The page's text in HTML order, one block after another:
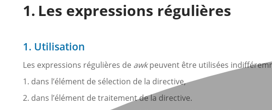
Les expressions régulières
1. Utilisation
Les expressions régulières de awkpeuvent être utilisées
1. dans l’élément de sélection de la directive,
2. dans l’élément de traitement de la directive.